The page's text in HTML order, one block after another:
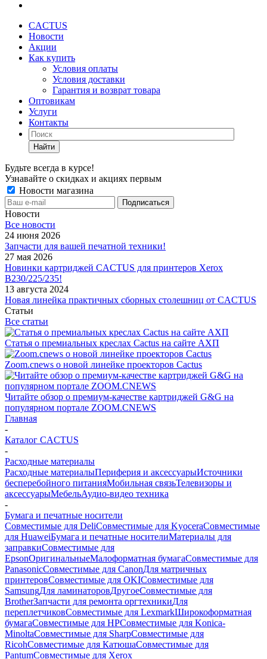
CACTUS
Новости
Акции
Как купить
Условия оплаты
Условия доставки
Гарантия и возврат товара
Оптовикам
Услуги
Контакты
Найти
Будьте всегда в курсе!
Узнавайте о скидках и акциях первым
Новости магазина
Новости
Все новости
24 июня 2026
Запчасти для вашей печатной техники!
27 мая 2026
Новинки картриджей CACTUS для принтеров Xerox
B230/225/235!
13 августа 2024
Новая линейка практичных сборных столешниц от CACTUS
Статьи
Все статьи
Статья о премиальных креслах Cactus на сайте АХП
Zoom.cnews о новой линейке проекторов Cactus
Читайте обзор о премиум-качестве картриджей G&G на
популярном портале ZOOM.CNEWS
Главная
-
Каталог CACTUS
-
Расходные материалы
Расходные материалыПериферия и аксессуарыИсточники
бесперебойного питанияМобильная связьТелевизоры и
аксессуарыМебельАудио-видео техника
-
Бумага и печатные носители
Совместимые для DeliСовместимые для KyoceraСовместимые
для HuaweiБумага и печатные носителиМатериалы для
заправкиСовместимые для
EpsonОригинальныеМалоформатная бумагаСовместимые для
PanasonicСовместимые для CanonДля матричных
принтеровСовместимые для OKIСовместимые для
SamsungДля ламинаторовДругоеСовместимые для
BrotherЗапчасти для ремонта оргтехникиДля
переплетчиковСовместимые для LexmarkШирокоформатная
бумагаСовместимые для HPСовместимые для Konica-
MinoltaСовместимые для SharpСовместимые для
RicohСовместимые для КатюшаСовместимые для
PantumСовместимые для Xerox